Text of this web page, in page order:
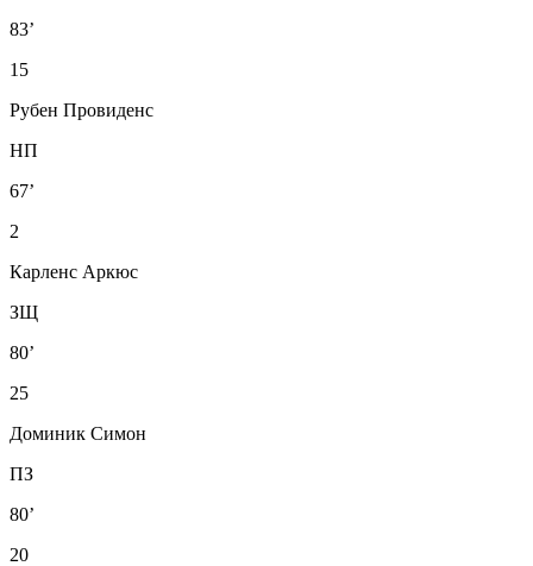
83’
15
Рубен Провиденс
НП
67’
2
Карленс Аркюс
ЗЩ
80’
25
Доминик Симон
ПЗ
80’
20